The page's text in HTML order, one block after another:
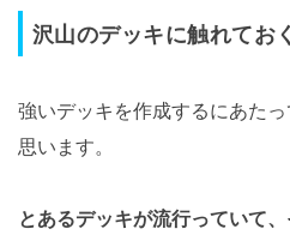
沢山のデッキに触れておく
強いデッキを作成するにあた
思います。
とあるデッキが流行っていて